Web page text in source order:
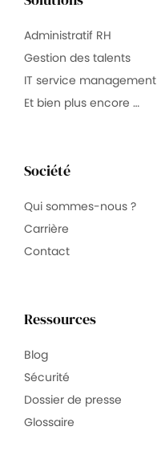
Administratif RH
Gestion des talents
IT service management
Et bien plus encore …
Société
Qui sommes-nous ?
Carrière
Contact
Ressources
Blog
Sécurité
Dossier de presse
Glossaire